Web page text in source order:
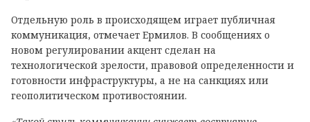
Отдельную роль в происходящем играет публичная
коммуникация, отмечает Ермилов. В сообщениях о
новом регулировании акцент сделан на
технологической зрелости, правовой определенности и
готовности инфраструктуры, а не на санкциях или
геополитическом противостоянии.